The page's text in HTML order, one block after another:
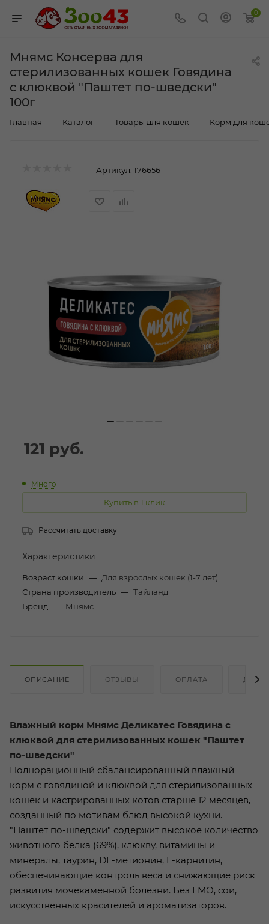
0
Мнямс Консерва для
стерилизованных кошек Говядина
с клюквой "Паштет по-шведски"
100г
Главная Каталог Товары для кошек Корм для
Артикул: 176656
121 руб.
Много
Купить в 1 клик
Рассчитать доставку
Характеристики
Возраст кошки — Для взрослых кошек (1-7 лет)
Страна производитель — Тайланд
Бренд — Мнямс
ОПИСАНИЕ ОТЗЫВЫ ОПЛАТА
Влажный корм Мнямс Деликатес Говядина с
клюквой для стерилизованных кошек "Паштет
по-шведски"
Полнорационный сбалансированный влажный
корм с говядиной и клюквой для стерилизованных
кошек и кастрированных котов старше 12 месяцев,
созданный по мотивам блюд высокой кухни.
"Паштет по-шведски" содержит высокое количество
животного белка (69%), клюкву, витамины и
минералы, таурин, DL-метионин, L-карнитин,
обеспечивающие контроль веса и снижающие риск
развития мочекаменной болезни. Без ГМО, сои,
искусственных красителей и ароматизаторов.